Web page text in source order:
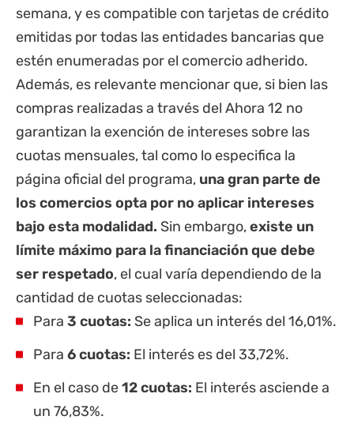
semana, y es compatible con tarjetas de crédito
emitidas por todas las entidades bancarias que
estén enumeradas por el comercio adherido.
Además, es relevante mencionar que, si bien las
compras realizadas a través del Ahora 12 no
garantizan la exención de intereses sobre las
cuotas mensuales, tal como lo especifica la
página oficial del programa, una gran parte de
los comercios opta por no aplicar intereses
bajo esta modalidad. Sin embargo,existe un
límite máximo para la financiación que debe
ser respetado, el cual varía dependiendo de la
cantidad de cuotas seleccionadas:
Para 3 cuotas: Se aplica un interés del 16,01%.
Para 6 cuotas: El interés es del 33,72%.
En el caso de12 cuotas: El interés asciende a
un 76,83%.